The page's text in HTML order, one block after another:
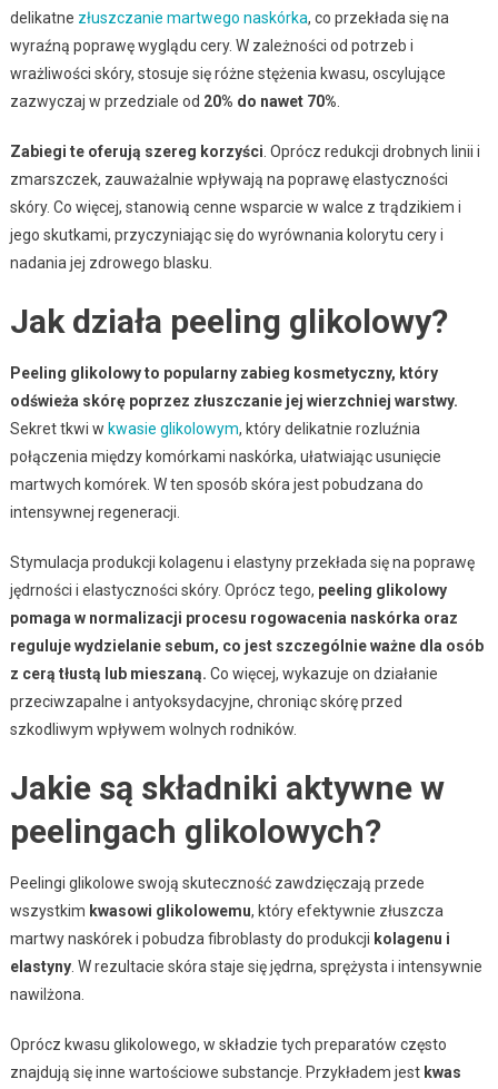
delikatne złuszczanie martwego naskórka, co przekłada się na
wyraźną poprawę wyglądu cery. W zależności od potrzeb i
wrażliwości skóry, stosuje się różne stężenia kwasu, oscylujące
zazwyczaj w przedziale od 20% do nawet 70%
Zabiegi te oferują szereg korzyści . Oprócz redukcji drobnych linii i
zmarszczek, zauważalnie wpływają na poprawę elastyczności
skóry. Co więcej, stanowią cenne wsparcie w walce z trądzikiem i
jego skutkami, przyczyniając się do wyrównania kolorytu cery i
nadania jej zdrowego blasku.
Jak działa peeling glikolowy?
Peeling glikolowy to popularny zabieg kosmetyczny, który
odświeża skórę poprzez złuszczanie jej wierzchniej warstwy.
Sekret tkwi w kwasie glikolowym, który delikatnie rozluźnia
połączenia między komórkami naskórka, ułatwiając usunięcie
martwych komórek. W ten sposób skóra jest pobudzana do
intensywnej regeneracji.
Stymulacja produkcji kolagenu i elastyny przekłada się na poprawę
jędrności i elastyczności skóry. Oprócz tego, peeling glikolowy
pomaga w normalizacji procesu rogowacenia naskórka oraz
reguluje wydzielanie sebum, co jest szczególnie ważne dla osób
z cerą tłustą lub mieszaną. Co więcej, wykazuje on działanie
przeciwzapalne i antyoksydacyjne, chroniąc skórę przed
szkodliwym wpływem wolnych rodników.
Jakie są składniki aktywne w
peelingach glikolowych?
Peelingi glikolowe swoją skuteczność zawdzięczają przede
wszystkim kwasowi glikolowemu, który efektywnie złuszcza
martwy naskórek i pobudza fibroblasty do produkcji kolagenu i
elastyny. W rezultacie skóra staje się jędrna, sprężysta i intensywnie
nawilżona.
Oprócz kwasu glikolowego, w składzie tych preparatów często
znajdują się inne wartościowe substancje. Przykładem jest kwas